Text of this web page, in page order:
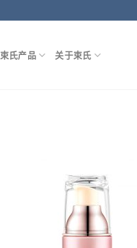
束氏产品 关于束氏